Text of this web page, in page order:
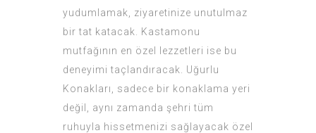
yudumlamak, ziyaretinize unutulmaz
bir tat katacak. Kastamonu
mutfağının en özel lezzetleri ise bu
deneyimi taçlandıracak. Uğurlu
Konakları, sadece bir konaklama yeri
değil, aynı zamanda şehri tüm
ruhuyla hissetmenizi sağlayacak özel